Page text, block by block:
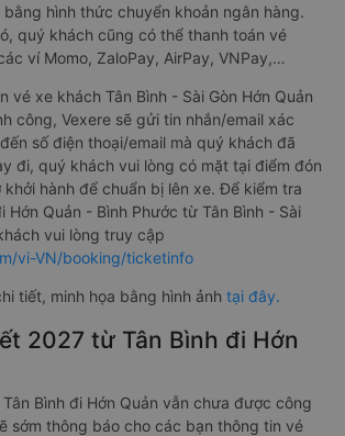
bằng hình thức chuyển khoản ngân hàng.
quý khách cũng có thể thanh toán vé
ví Momo, ZaloPay, AirPay, VNPay,…
vé xe khách Tân Bình - Sài Gòn Hớn Quản
công, Vexere sẽ gửi tin nhắn/email xác
số điện thoại/email mà quý khách đã
đi, quý khách vui lòng có mặt tại điểm đón
hành để chuẩn bị lên xe. Để kiểm tra
Hớn Quản - Bình Phước từ Tân Bình - Sài
vui lòng truy cập
vi-VN/booking/ticketinfo
tiết, minh họa bằng hình ảnh tại đây.
2027 từ Tân Bình đi Hớn
Bình đi Hớn Quản vẫn chưa được công
sớm thông báo cho các bạn thông tin vé